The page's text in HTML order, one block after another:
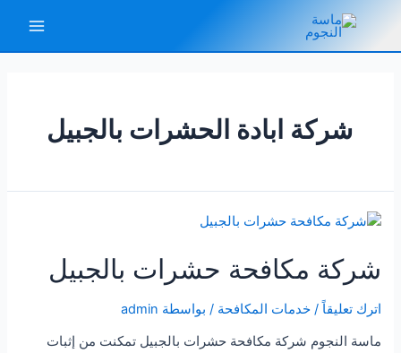
المحتوى
شركة ابادة الحشرات بالجبيل
شركة مكافحة حشرات بالجبيل
اترك تعليقاً /خدمات المكافحة / بواسطة admin
ماسة النجوم شركة مكافحة حشرات بالجبيل تمكنت من إثبات